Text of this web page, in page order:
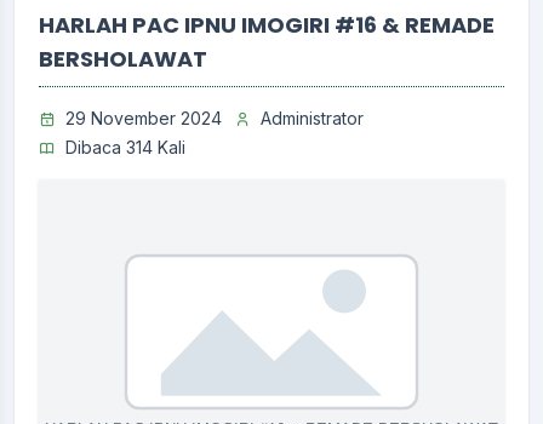
HARLAH PAC IPNU IMOGIRI #16 & REMADE
BERSHOLAWAT
29 November 2024
Administrator
Dibaca 314 Kali